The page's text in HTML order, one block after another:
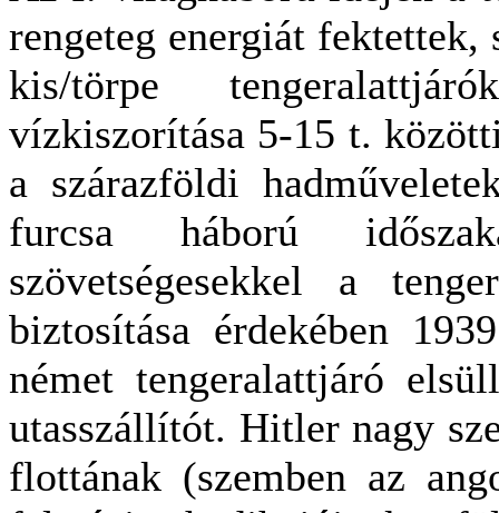
rengeteg energiát
kis/törpe
vízkiszorítása 5-15 t.
a szárazföldi
furcsa háború
szövetségesekkel a
biztosítása érdekében
német tengeralattjáró
utasszállítót. Hitler nagy
flottának (szemben az